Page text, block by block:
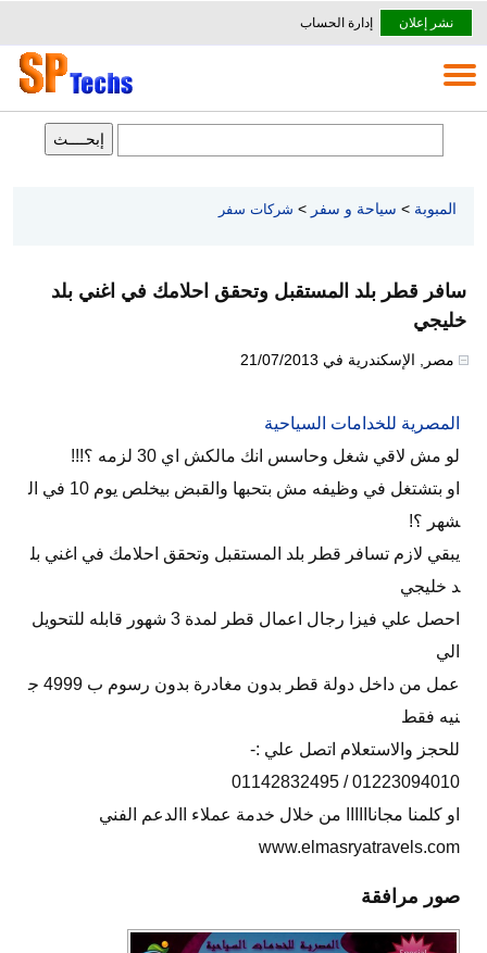
نشر إعلان إدارة الحساب
المبوبة > سياحة و سفر > شركات سفر
سافر قطر بلد المستقبل وتحقق احلامك في اغني بلد
خليجي
مصر الإسكندرية في 21/07/2013
المصرية للخدامات السياحية
لو مش لاقي شغل وحاسس انك مالكش اي 30 لزمه ؟!!!
او بتشتغل في وظيفه مش بتحبها والقبض بيخلص يوم 10 في ال
شهر ؟!
يبقي لازم تسافر قطر بلد المستقبل وتحقق احلامك في اغني بل
د خليجي
احصل علي فيزا رجال اعمال قطر لمدة 3 شهور قابله للتحويل
الي
عمل من داخل دولة قطر بدون مغادرة بدون رسوم ب 4999 ج
نيه فقط
للحجز والاستعلام اتصل علي :-
01223094010 / 01142832495
او كلمنا مجاناااااا من خلال خدمة عملاء االدعم الفني
www.elmasryatravels.com
صور مرافقة